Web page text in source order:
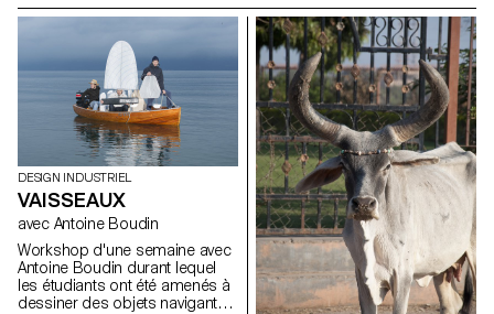
pour point de départ le jouet
les avoir analysés et observés,
ils ont imaginé toutes sortes de
jeux et jouets avec pour seule
consigne, Have fun!
DESIGN INDUSTRIEL
VAISSEAUX
avec Antoine Boudin
Workshop d'une semaine avec
Antoine Boudin durant lequel
les étudiants ont été amenés à
dessiner des objets navigants